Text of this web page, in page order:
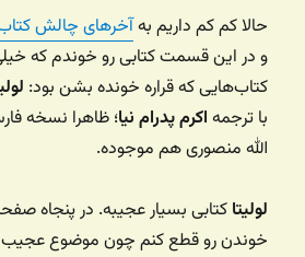
حالا کم کم داریم بهآخرهای چالش کتاب ۱۳۹۴ نزدیک
و در این قسمت کتابی رو خوندم که
کتاب‌هایی که قراره خونده بشن بود:
با ترجمه اکرم پدرام نیا؛‌ ظاهرا نسخه
الله منصوری هم موجوده.
لولیتا کتابی بسیار عجیبه. در پنجاه
خوندن رو قطع کنم چون موضوع عجیب